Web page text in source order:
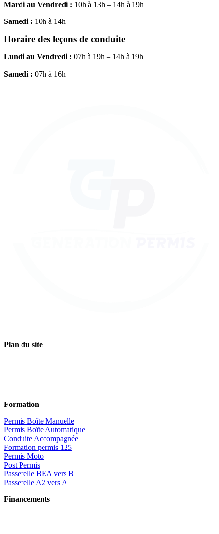
Mardi au Vendredi : 10h à 13h – 14h à 19h
Samedi : 10h à 14h
Horaire des leçons de conduite
Lundi au Vendredi : 07h à 19h – 14h à 19h
Samedi : 07h à 16h
Plan du site
Formation
Permis Boîte Manuelle
Permis Boîte Automatique
Conduite Accompagnée
Formation permis 125
Permis Moto
Post Permis
Passerelle BEA vers B
Passerelle A2 vers A
Financements